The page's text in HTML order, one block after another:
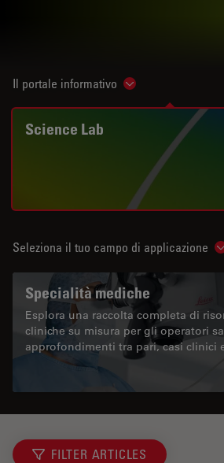
Il portale informativo Show subnavigation
Science Lab
Seleziona il tuo campo di applicazione
Specialità mediche
Esplora una raccolta completa di
cliniche su misura per gli operatori
approfondimenti tra pari, casi clinici
FILTER ARTICLES